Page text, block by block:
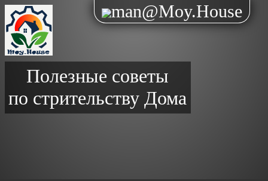
Полезные советы
по стрительству Дома
man@Moy.House